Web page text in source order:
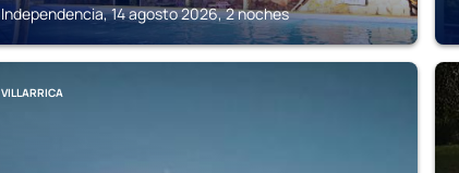
Independencia, 14 agosto 2026, 2 noches
VILLARRICA